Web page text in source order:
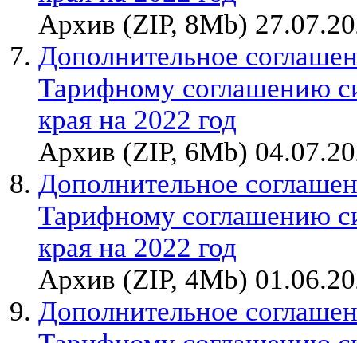
Архив (ZIP, 8Mb)
Дополнительное
Тарифному соглашению
края на 2022 год
Архив (ZIP, 6Mb)
Дополнительное
Тарифному соглашению
края на 2022 год
Архив (ZIP, 4Mb)
Дополнительное